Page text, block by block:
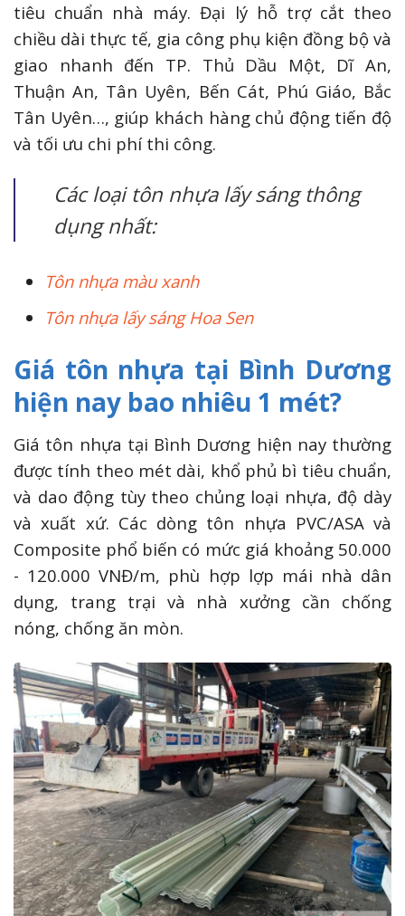
tiêu chuẩn nhà máy. Đại lý hỗ trợ cắt theo
chiều dài thực tế, gia công phụ kiện đồng bộ và
giao nhanh đến TP. Thủ Dầu Một, Dĩ An,
Thuận An, Tân Uyên, Bến Cát, Phú Giáo, Bắc
Tân Uyên…, giúp khách hàng chủ động tiến độ
và tối ưu chi phí thi công.
Các loại tôn nhựa lấy sáng thông
dụng nhất:
Tôn nhựa màu xanh
Tôn nhựa lấy sáng Hoa Sen
Giá tôn nhựa tại Bình Dương
hiện nay bao nhiêu 1 mét?
Giá tôn nhựa tại Bình Dương hiện nay thường
được tính theo mét dài, khổ phủ bì tiêu chuẩn,
và dao động tùy theo chủng loại nhựa, độ dày
và xuất xứ. Các dòng tôn nhựa PVC/ASA và
Composite phổ biến có mức giá khoảng 50.000
- 120.000 VNĐ/m, phù hợp lợp mái nhà dân
dụng, trang trại và nhà xưởng cần chống
nóng, chống ăn mòn.